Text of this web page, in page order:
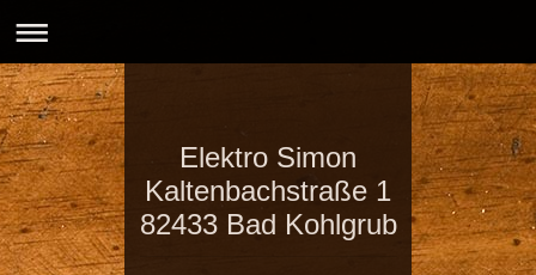
Elektro Simon
Kaltenbachstraße 1
82433 Bad Kohlgrub